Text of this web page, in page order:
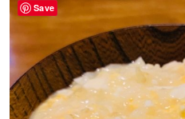
Save